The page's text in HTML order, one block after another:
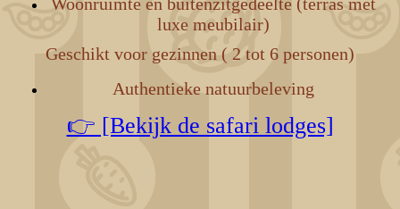
luxe meubilair)
Geschikt voor gezinnen ( 2 tot 6 personen)
Authentieke natuurbeleving
👉 [Bekijk de safari lodges]